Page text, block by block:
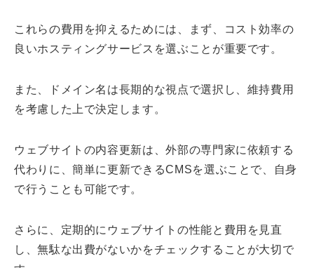
これらの費用を抑えるためには、まず、コスト効率の
良いホスティングサービスを選ぶことが重要です。
また、ドメイン名は長期的な視点で選択し、維持費用
を考慮した上で決定します。
ウェブサイトの内容更新は、外部の専門家に依頼する
代わりに、簡単に更新できるCMSを選ぶことで、自身
で行うことも可能です。
さらに、定期的にウェブサイトの性能と費用を見直
し、無駄な出費がないかをチェックすることが大切で